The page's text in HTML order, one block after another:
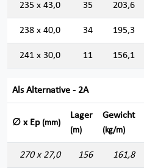
235 x 43,0 35 203,6
238 x 40,0 34 195,3
241 x 30,0 11 156,1
Als Alternative - 2A
∅ x Ep (mm)
Lager
(m)
Gewicht
(kg/m)
270 x 27,0 156 161,8